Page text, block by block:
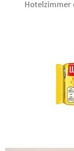
Hotelzimmer